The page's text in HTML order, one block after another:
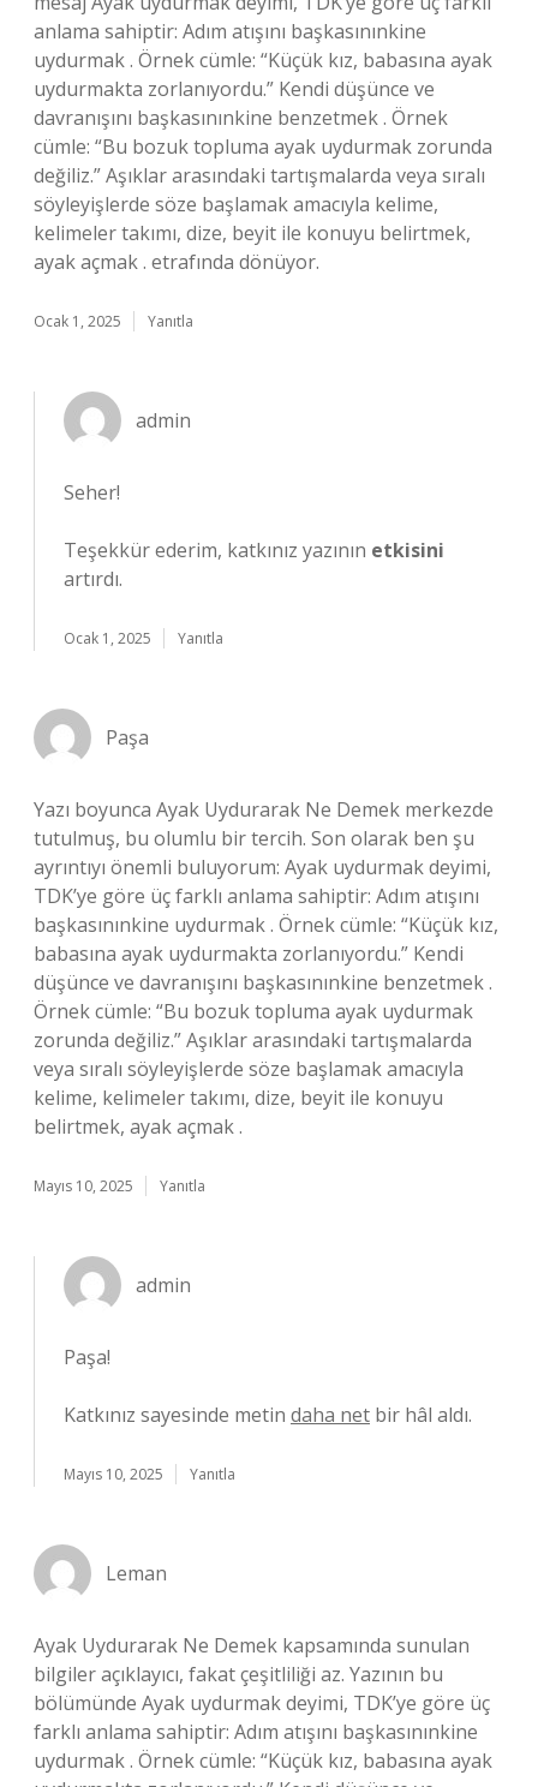
anlama sahiptir: Adım atışını başkasınınkine
uydurmak . Örnek cümle: “Küçük kız, babasına ayak
uydurmakta zorlanıyordu.” Kendi düşünce ve
davranışını başkasınınkine benzetmek . Örnek
cümle: “Bu bozuk topluma ayak uydurmak zorunda
değiliz.” Aşıklar arasındaki tartışmalarda veya sıralı
söyleyişlerde söze başlamak amacıyla kelime,
kelimeler takımı, dize, beyit ile konuyu belirtmek,
ayak açmak . etrafında dönüyor.
Ocak 1, 2025 Yanıtla
admin
Seher!
Teşekkür ederim, katkınız yazının etkisini
artırdı.
Ocak 1, 2025 Yanıtla
Paşa
Yazı boyunca Ayak Uydurarak Ne Demek merkezde
tutulmuş, bu olumlu bir tercih. Son olarak ben şu
ayrıntıyı önemli buluyorum: Ayak uydurmak deyimi,
TDK’ye göre üç farklı anlama sahiptir: Adım atışını
başkasınınkine uydurmak . Örnek cümle: “Küçük kız,
babasına ayak uydurmakta zorlanıyordu.” Kendi
düşünce ve davranışını başkasınınkine benzetmek .
Örnek cümle: “Bu bozuk topluma ayak uydurmak
zorunda değiliz.” Aşıklar arasındaki tartışmalarda
veya sıralı söyleyişlerde söze başlamak amacıyla
kelime, kelimeler takımı, dize, beyit ile konuyu
belirtmek, ayak açmak .
Mayıs 10, 2025 Yanıtla
admin
Paşa!
Katkınız sayesinde metin daha net bir hâl aldı.
Mayıs 10, 2025 Yanıtla
Leman
Ayak Uydurarak Ne Demek kapsamında sunulan
bilgiler açıklayıcı, fakat çeşitliliği az. Yazının bu
bölümünde Ayak uydurmak deyimi, TDK’ye göre üç
farklı anlama sahiptir: Adım atışını başkasınınkine
uydurmak . Örnek cümle: “Küçük kız, babasına ayak